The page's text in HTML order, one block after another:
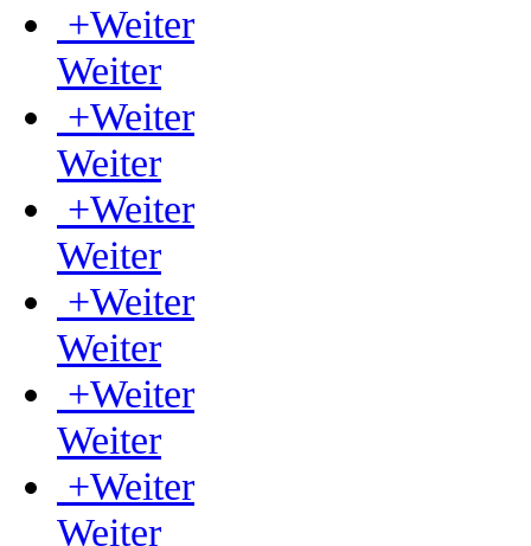
+Weiter
Weiter
+Weiter
Weiter
+Weiter
Weiter
+Weiter
Weiter
+Weiter
Weiter
+Weiter
Weiter